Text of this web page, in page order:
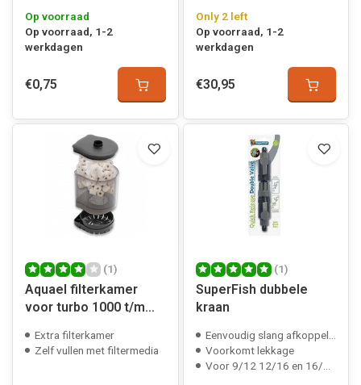
Op voorraad
Op voorraad, 1-2
werkdagen
€0,75
Only 2 left
Op voorraad, 1-2
werkdagen
€30,95
(1)
Aquael filterkamer
voor turbo 1000 t/m
Extra filterkamer
Zelf vullen met filtermedia
(1)
SuperFish dubbele
kraan
Eenvoudig slang afkoppelen
Voorkomt lekkage
Voor 9/12 12/16 en 16/22 mm slang